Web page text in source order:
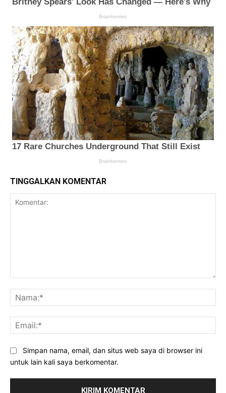
TINGGALKAN KOMENTAR
Simpan nama, email, dan situs web saya di browser ini
untuk lain kali saya berkomentar.